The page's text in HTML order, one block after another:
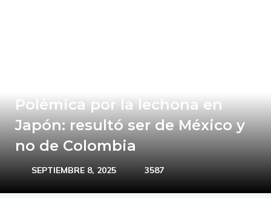
Polémica por la lechona en
Japón: resultó ser de México y
no de Colombia
SEPTIEMBRE 8, 2025 3587